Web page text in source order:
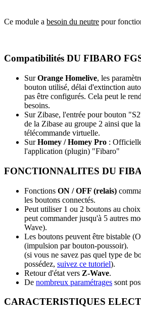
Ce module a besoin du neutre pour
Compatibilités DU FIBARO
SurOrange Homelive, les
bouton utilisé, délai d'extinction
pas être configurés. Cela peut le
besoins.
Sur Zibase, l'entrée pour bouton
de la Zibase au groupe 2 ainsi que
télécommande virtuelle.
SurHomey / Homey Pro :
l'application (plugin) "Fibaro"
FONCTIONNALITES DU
Fonctions ON / OFF (relais)
les boutons connectés.
Peut utiliser 1 ou 2 boutons au
peut commander jusqu'à 5 autres
Wave).
Les boutons peuvent être bistable
(impulsion par bouton-poussoir).
(si vous ne savez pas quel type de
possédez, suivez ce tutoriel).
Retour d'état vers Z-Wave.
De nombreux paramétrages sont
CARACTERISTIQUES